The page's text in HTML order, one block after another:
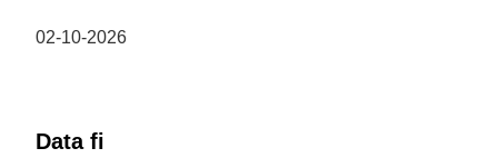
02-10-2026
Data fi